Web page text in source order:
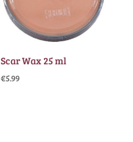
Scar Wax 25 ml
€5.99